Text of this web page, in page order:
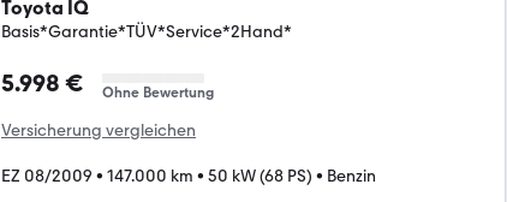
Toyota IQ
Basis*Garantie*TÜV*Service*2Hand*
5.998 € Ohne Bewertung
Versicherung vergleichen
EZ 08/2009 • 147.000 km • 50 kW (68 PS) • Benzin